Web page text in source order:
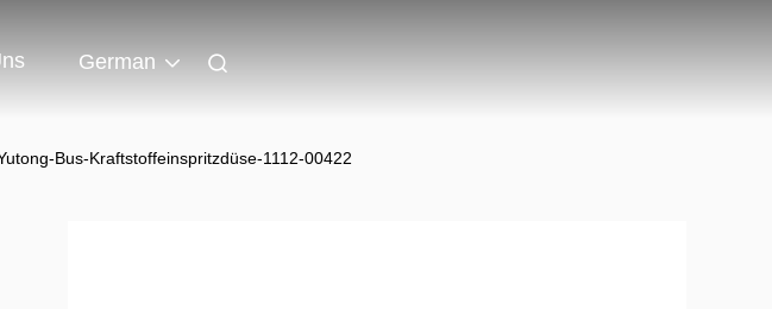
German
Bus-Kraftstoffeinspritzdüse-1112-00422